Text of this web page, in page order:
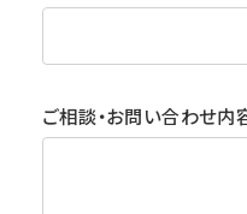
ご相談・お問い合わせ内